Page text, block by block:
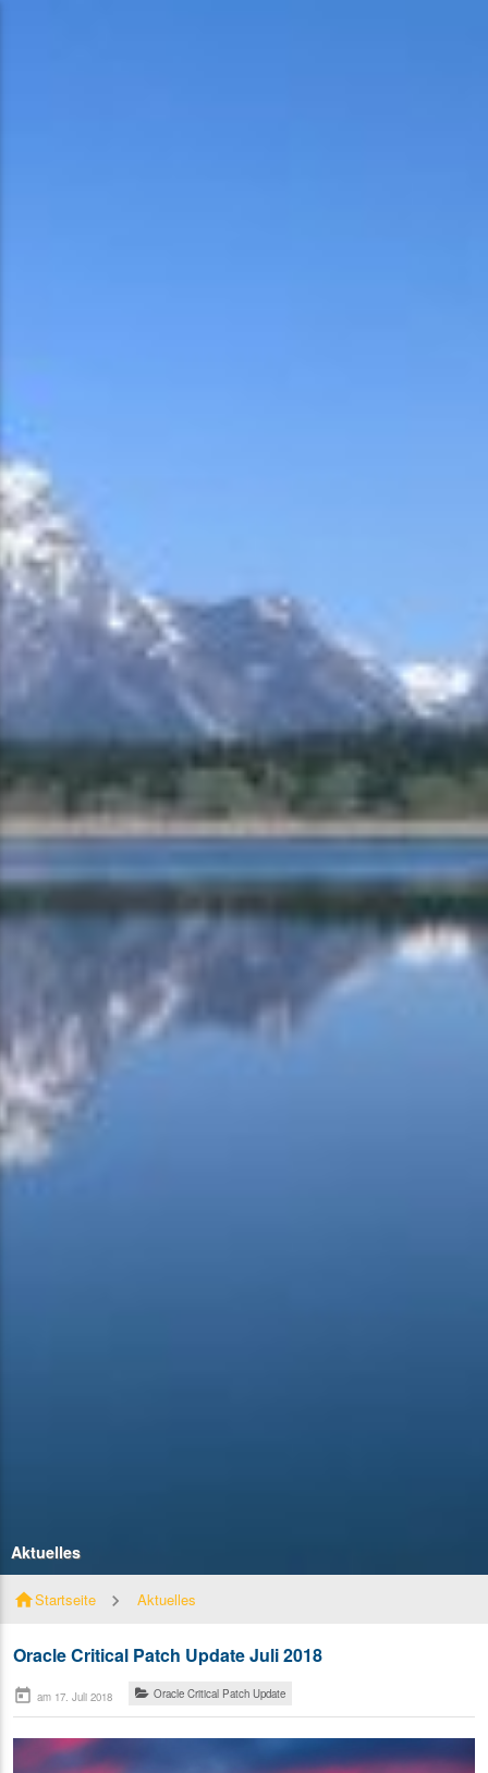
Aktuelles
homeStartseite Aktuelles
Oracle Critical Patch Update Juli 2018
today am 17. Juli 2018 Oracle Critical Patch Update